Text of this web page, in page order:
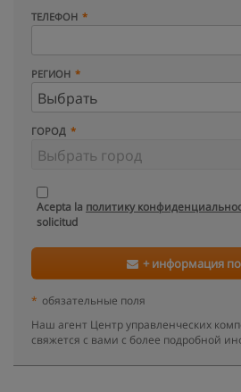
ТЕЛЕФОН
РЕГИОН
ГОРОД
Acepta la политику
solicitud
+ информация
* обязательные поля
Наш агент Центр управленческих
свяжется с вами с более подробной